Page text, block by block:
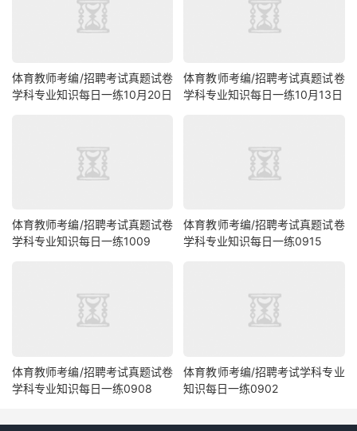
体育教师考编/招聘考试真题试卷
学科专业知识每日一练10月20日
体育教师考编/招聘考试真题试卷
学科专业知识每日一练10月13日
体育教师考编/招聘考试真题试卷
学科专业知识每日一练1009
体育教师考编/招聘考试真题试卷
学科专业知识每日一练0915
体育教师考编/招聘考试真题试卷
学科专业知识每日一练0908
体育教师考编/招聘考试学科专业
知识每日一练0902